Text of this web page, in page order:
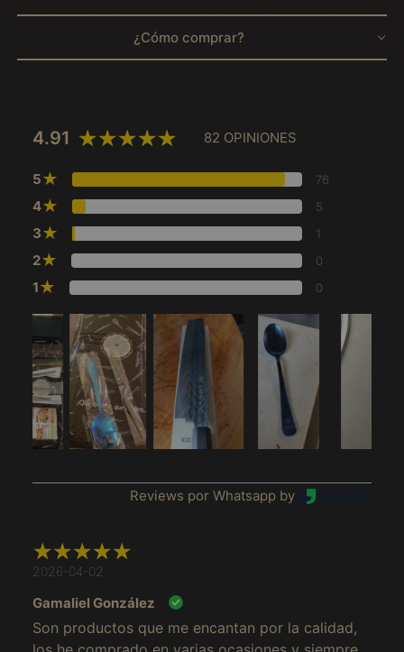
¿Cómo comprar?
4.91 82 OPINIONES
5★ 76
4★ 5
3★ 1
2★ 0
1★ 0
Reviews por Whatsapp by
2026-04-02
Gamaliel González
Son productos que me encantan por la calidad,
Åland Islands (MXN
Albania (MXN $)
Algeria (MXN $)